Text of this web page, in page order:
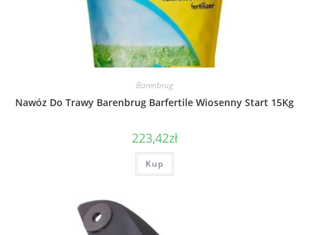
Barenbrug
Nawóz Do Trawy Barenbrug Barfertile Wiosenny Start 15Kg
223,42zł
Kup